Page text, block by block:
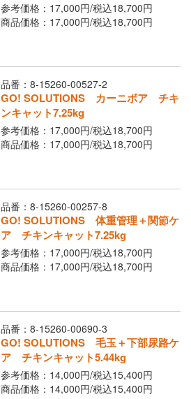
参考価格：17,000円/税込18,700円
商品価格：17,000円/税込18,700円
品番：8-15260-00527-2
GO! SOLUTIONS カーニボア チキ
ンキャット7.25kg
参考価格：17,000円/税込18,700円
商品価格：17,000円/税込18,700円
品番：8-15260-00257-8
GO! SOLUTIONS 体重管理＋関節ケ
ア チキンキャット7.25kg
参考価格：17,000円/税込18,700円
商品価格：17,000円/税込18,700円
品番：8-15260-00690-3
GO! SOLUTIONS 毛玉＋下部尿路ケ
ア チキンキャット5.44kg
参考価格：14,000円/税込15,400円
商品価格：14,000円/税込15,400円